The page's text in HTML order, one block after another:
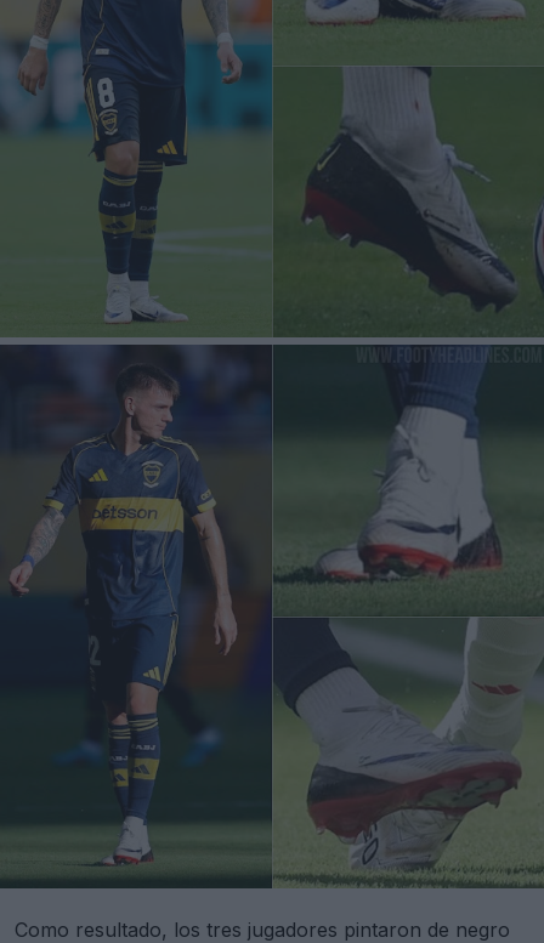
Como resultado, los tres jugadores pintaron de negro